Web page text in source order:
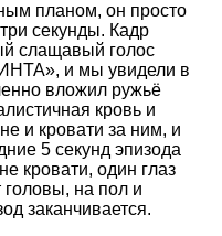
планом, он просто
секунды. Кадр
слащавый голос
и мы увидели в
вложил ружьё
кровь и
и кровати за ним, и
5 секунд эпизода
кровати, один глаз
головы, на пол и
заканчивается.